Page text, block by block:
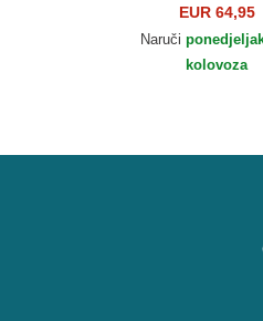
Classic Sport Polo
Ralph Lauren
EUR 64,95
Naruči
kolovoza